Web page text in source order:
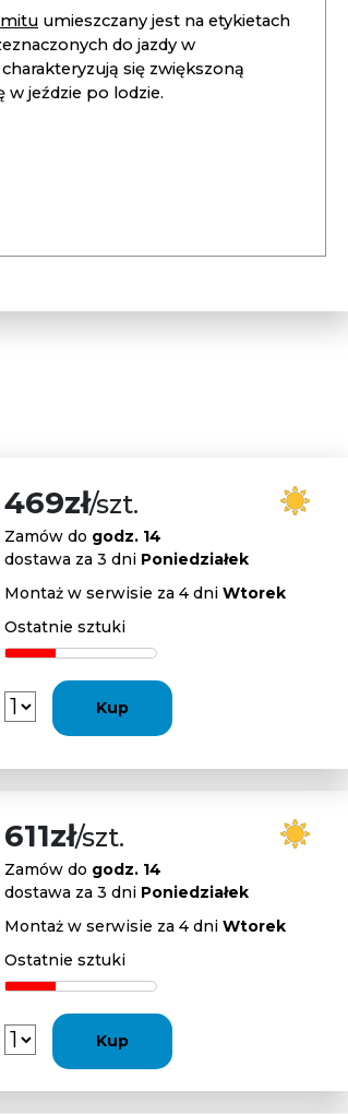
umieszczany jest na etykietach
do jazdy w
się zwiększoną
w jeździe po lodzie.
469zł/szt.
Zamów do godz. 14
dostawa za 3 dni Poniedziałek
Montaż w serwisie za 4 dni Wtorek
Ostatnie sztuki
Kup
611zł/szt.
Zamów do godz. 14
dostawa za 3 dni Poniedziałek
Montaż w serwisie za 4 dni Wtorek
Ostatnie sztuki
Kup